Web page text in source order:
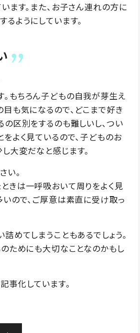
ます。また、お子さん連れの方に
ようにしています。
もちろん子どもの自我が芽生え
も気になるので、どこまで好き
区別をするのも難しいし、つい
よく見ているので、子どものお
大変だなと感じます。
い。
きは一呼吸おいて周りをよく見
ので、ご厚意は素直に受け取っ
めてしまうこともあるでしょう。
ためにも大切なことなのかもし
事化しています。